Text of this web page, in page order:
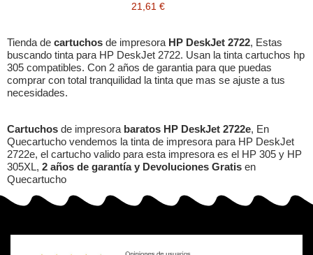
21,61 €
Tienda de cartuchos de impresora HP DeskJet 2722, Estas
buscando tinta para HP DeskJet 2722. Usan la tinta cartuchos hp
305 compatibles. Con 2 años de garantia para que puedas
comprar con total tranquilidad la tinta que mas se ajuste a tus
necesidades.
Cartuchos de impresora baratos HP DeskJet 2722e, En
Quecartucho vendemos la tinta de impresora para HP DeskJet
2722e, el cartucho valido para esta impresora es el HP 305 y HP
305XL, 2 años de garantía y Devoluciones Gratis en
Quecartucho